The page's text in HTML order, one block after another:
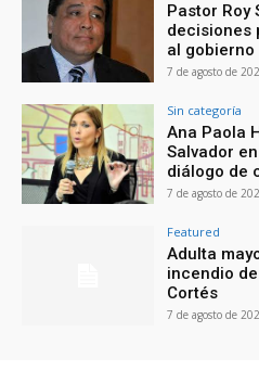
Pastor Roy
decisiones
al gobierno
7 de agosto de
Sin categoría
Ana Paola
Salvador
diálogo de
7 de agosto de
Featured
Adulta
incendio
Cortés
7 de agosto de